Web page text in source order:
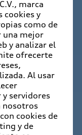
marca
cookies y
como de
una mejor
y analizar el
ofrecerte
Al usar
y servidores
nosotros
cookies de
y de